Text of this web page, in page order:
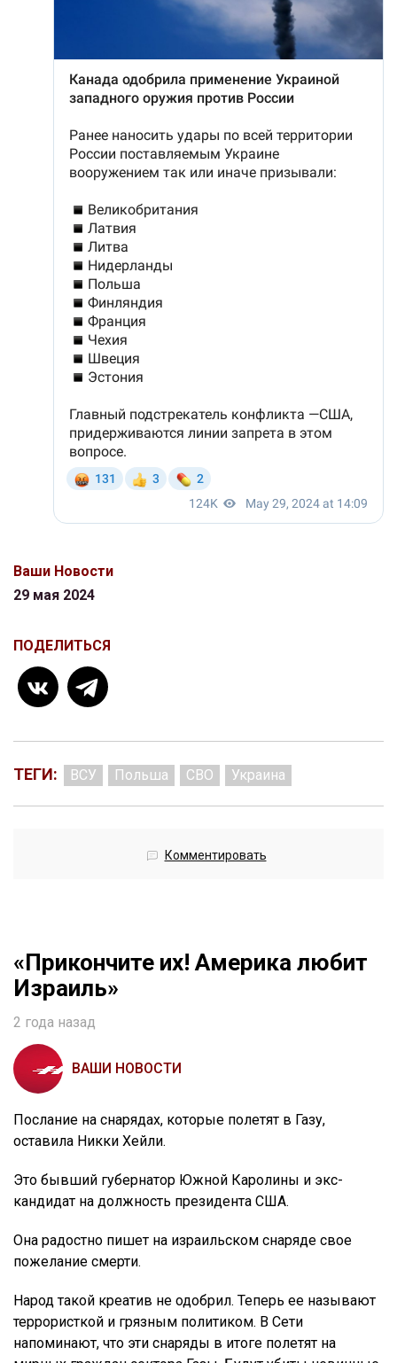
Ваши Новости
29 мая 2024
ПОДЕЛИТЬСЯ
ТЕГИ: ВСУ Польша СВО Украина
Комментировать
«Прикончите их! Америка любит
Израиль»
2 года назад
ВАШИ НОВОСТИ
Послание на снарядах, которые полетят в Газу,
оставила Никки Хейли.
Это бывший губернатор Южной Каролины и экс-
кандидат на должность президента США.
Она радостно пишет на израильском снаряде свое
пожелание смерти.
Народ такой креатив не одобрил. Теперь ее называют
террористкой и грязным политиком. В Сети
напоминают, что эти снаряды в итоге полетят на